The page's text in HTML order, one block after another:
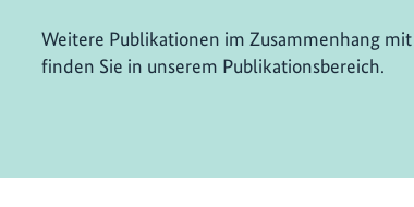
Weitere Publikationen im Zusammenhang
finden Sie in unserem Publikationsbereich.